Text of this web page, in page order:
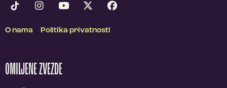
O nama Politika privatnosti
OMILJENE ZVEZDE